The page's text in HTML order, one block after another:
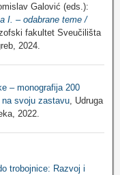
Galović (eds.):
I. – odabrane teme /
fakultet Sveučilišta
2024.
– monografija 200
na svoju zastavu, Udruga
2022.
trobojnice: Razvoj i